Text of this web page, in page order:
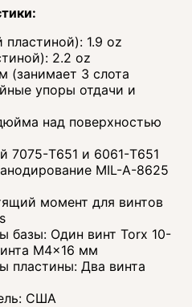
пластиной): 1.9 oz
2.2 oz
(занимает 3 слота
упоры отдачи и
над поверхностью
7075-T651 и 6061-T651
MIL-A-8625
момент для винтов
базы: Один винт Torx 10-
M4x16 мм
пластины: Два винта
США